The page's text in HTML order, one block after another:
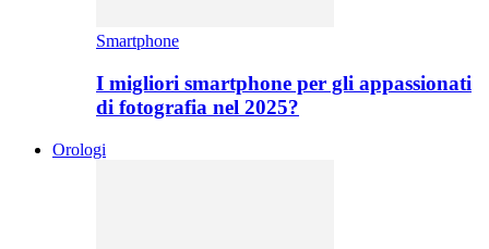
Smartphone
I migliori smartphone per gli appassionati
di fotografia nel 2025?
Orologi